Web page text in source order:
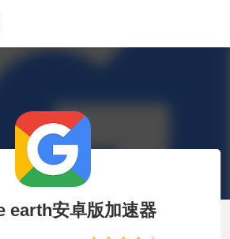
earth安卓版加速器